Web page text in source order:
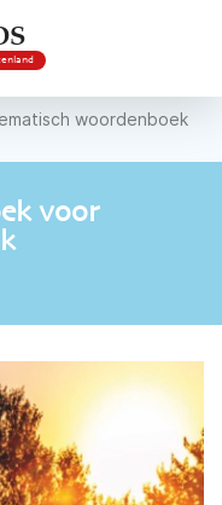
woordenboek
voor